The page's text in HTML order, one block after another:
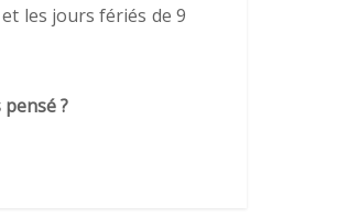
les jours fériés de 9
pensé ?